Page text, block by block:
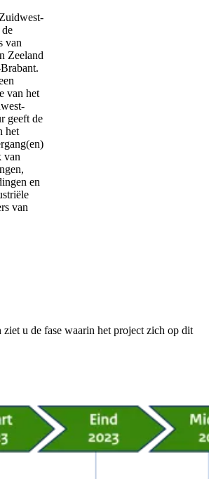
van
Zeeland
van het
geeft de
het
van
en
van
u de fase waarin het project zich op dit